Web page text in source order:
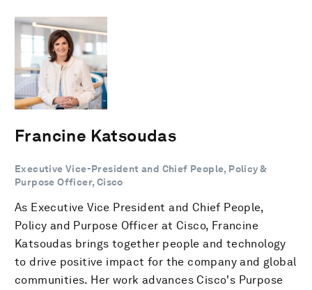
Francine Katsoudas
Executive Vice-President and Chief People, Policy &
Purpose Officer, Cisco
As Executive Vice President and Chief People,
Policy and Purpose Officer at Cisco, Francine
Katsoudas brings together people and technology
to drive positive impact for the company and global
communities. Her work advances Cisco's Purpose